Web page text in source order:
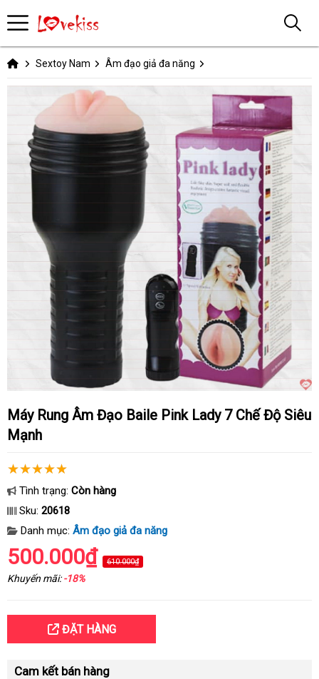
Sextoy Nam Âm đạo giả đa năng
Máy Rung Âm Đạo Baile Pink Lady 7 Chế Độ Siêu
Mạnh
Tình trạng: Còn hàng
Sku: 20618
Danh mục: Âm đạo giả đa năng
500.000₫ 610.000₫
Khuyến mãi:-18%
ĐẶT HÀNG
Cam kết bán hàng